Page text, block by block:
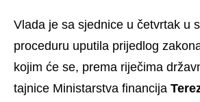
Vlada je sa sjednice u četvrtak u
proceduru uputila prijedlog
kojim će se, prema riječima
tajnice Ministarstva financija